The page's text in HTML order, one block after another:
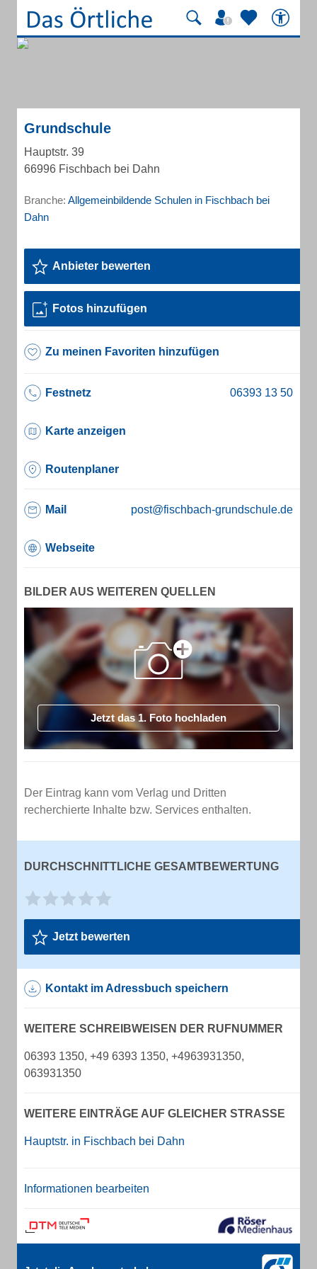
Grundschule
Hauptstr. 39
66996 Fischbach bei Dahn
Branche: Allgemeinbildende Schulen in Fischbach bei
Dahn
Anbieter bewerten
Fotos hinzufügen
Zu meinen Favoriten hinzufügen
Festnetz
Karte anzeigen
Routenplaner
Mail post@fischbach-grundschule.de
Webseite
BILDER AUS WEITEREN QUELLEN
Jetzt das 1. Foto hochladen
Der Eintrag kann vom Verlag und Dritten
recherchierte Inhalte bzw. Services enthalten.
DURCHSCHNITTLICHE GESAMTBEWERTUNG
Jetzt bewerten
Kontakt im Adressbuch speichern
WEITERE SCHREIBWEISEN DER RUFNUMMER
06393 1350, +49 6393 1350, +4963931350,
063931350
WEITERE EINTRÄGE AUF GLEICHER STRASSE
Hauptstr. in Fischbach bei Dahn
Informationen bearbeiten